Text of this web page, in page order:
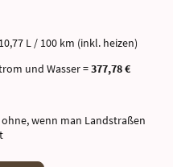
L / 100 km (inkl. heizen)
und Wasser =377,78 €
wenn man Landstraßen